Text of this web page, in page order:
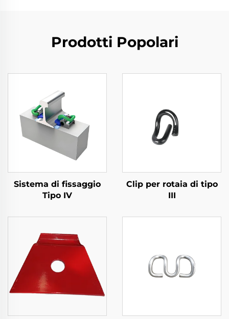
Prodotti Popolari
Sistema di fissaggio
Tipo IV
Clip per rotaia di tipo
III